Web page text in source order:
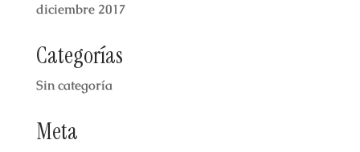
diciembre 2017
Categorías
Sin categoría
Meta